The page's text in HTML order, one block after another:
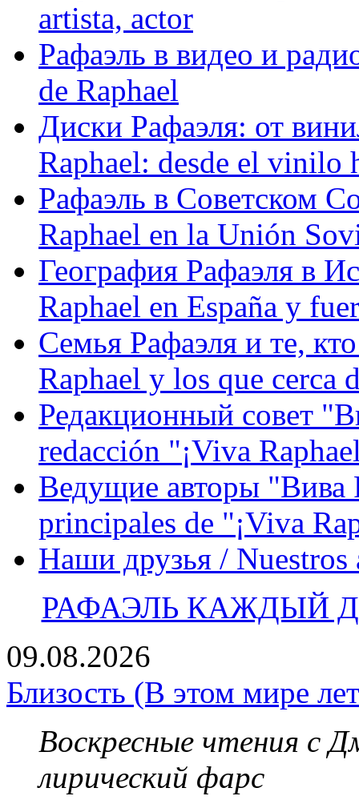
artista, actor
Рафаэль в видео и
de Raphael
Диски Рафаэля: от
Raphael: desde el vinilo
Рафаэль в Советском
Raphael en la Unión
География Рафаэля в
Raphael en España y
Семья Рафаэля и те,
Raphael y los que cerca
Редакционный совет
redacción "¡Viva
Ведущие авторы "Вива
principales de "¡Viva
Наши друзья / Nuestros
РАФАЭЛЬ КАЖДЫЙ
09.08.2026
Близость (В этом мире
Воскресные чтения с
лирический фарс